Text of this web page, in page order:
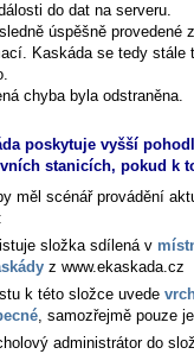
do dat na serveru.
úspěšně
Kaskáda se tedy
chyba byla odstraněna.
poskytuje vyšší
stanicích, pokud k
měl scénář provádění
složka sdílená v
z www.ekaskada.cz
k této složce uvede
, samozřejmě pouze
administrátor do